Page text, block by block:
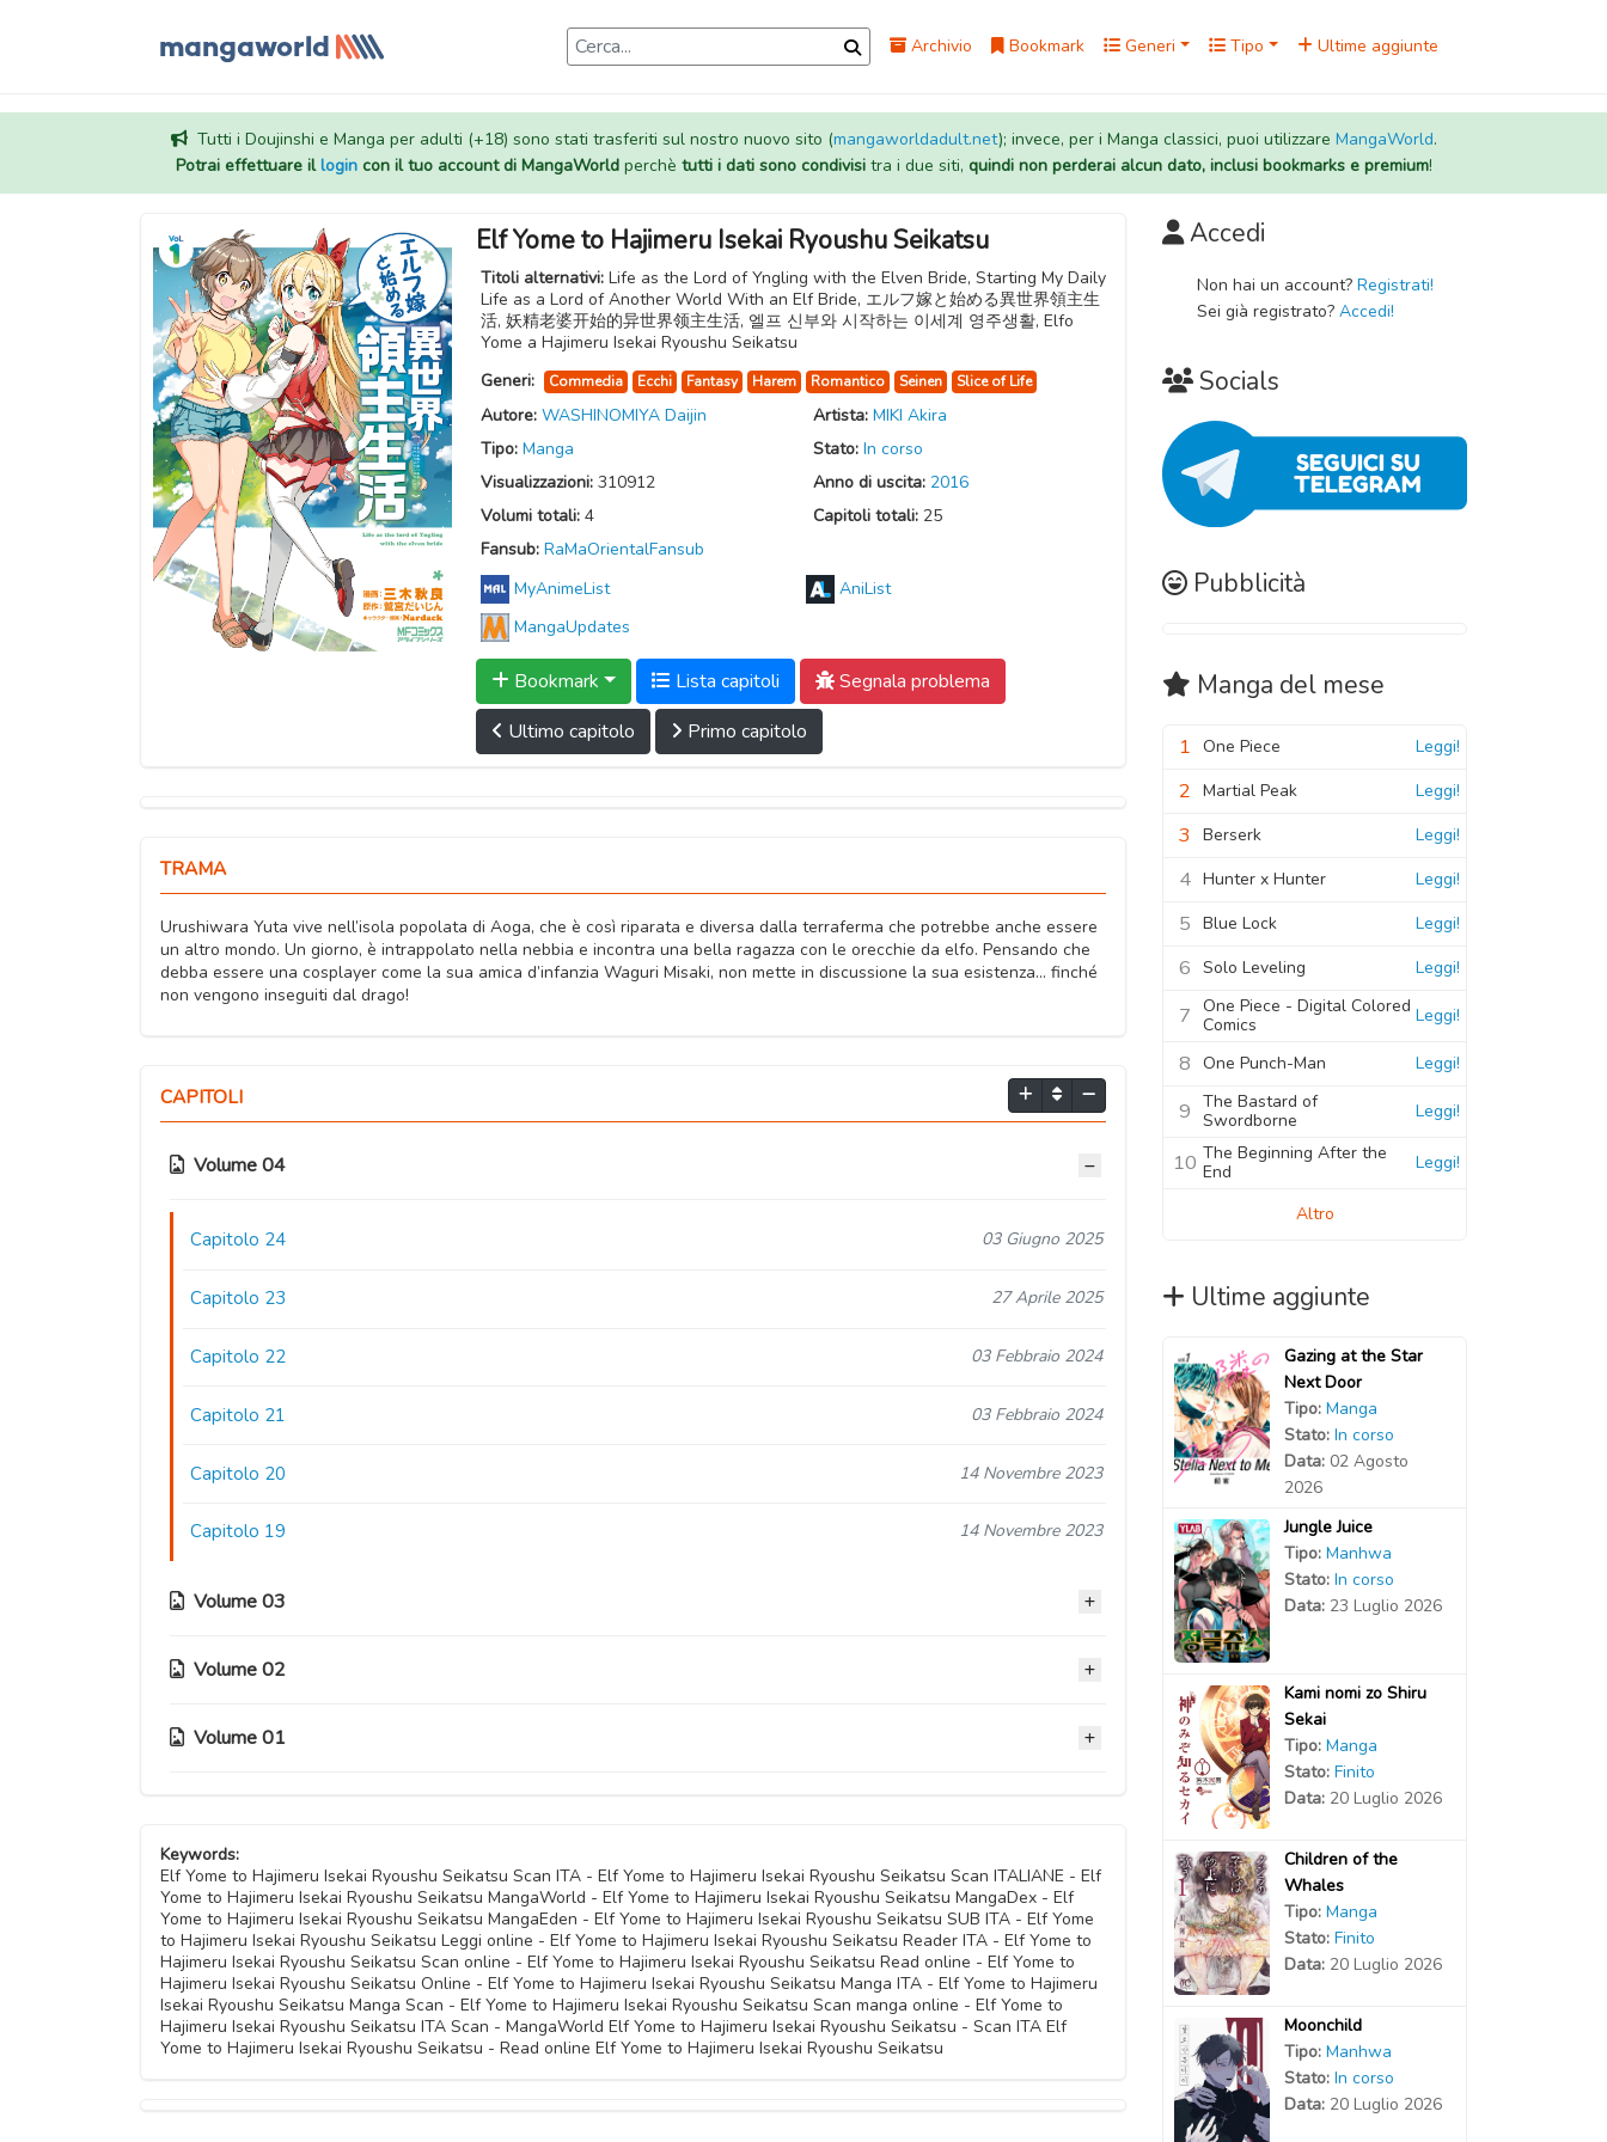
Archivio Bookmark Generi Tipo Ultime aggiunte
Tutti i Doujinshi e Manga per adulti (+18) sono stati trasferiti sul nostro nuovo sito (mangaworldadult.net); invece, per i Manga classici, puoi utilizzare MangaWorld.
Potrai effettuare illogincon il tuo account di MangaWorldperchè tutti i dati sono condivisitra i due siti, quindi non perderai alcun dato, inclusi bookmarks e premium!
Elf Yome to Hajimeru Isekai Ryoushu Seikatsu
Titoli alternativi: Life as the Lord of Yngling with the Elven Bride, Starting My Daily
Life as a Lord of Another World With an Elf Bride, エルフ嫁と始める異世界領主生
活, 妖精老婆开始的异世界领主生活, 엘프 신부와 시작하는 이세계 영주생활, Elfo
Yome a Hajimeru Isekai Ryoushu Seikatsu
Generi:
Commedia Ecchi Fantasy Harem Romantico Seinen Slice of Life
Autore: WASHINOMIYA Daijin Artista: MIKI Akira
Tipo: Manga Stato: In corso
Visualizzazioni: 310912 Anno di uscita: 2016
Volumi totali: 4 Capitoli totali: 25
Fansub: RaMaOrientalFansub
MyAnimeList
AniList
MangaUpdates
Bookmark Lista capitoli
Segnala problema
Ultimo capitolo
Primo capitolo
TRAMA
Urushiwara Yuta vive nell’isola popolata di Aoga, che è così riparata e diversa dalla terraferma che potrebbe anche essere
un altro mondo. Un giorno, è intrappolato nella nebbia e incontra una bella ragazza con le orecchie da elfo. Pensando che
debba essere una cosplayer come la sua amica d’infanzia Waguri Misaki, non mette in discussione la sua esistenza... finché
non vengono inseguiti dal drago!
CAPITOLI
Volume 04
Capitolo 24 03 Giugno 2025
Capitolo 23 27 Aprile 2025
Capitolo 22 03 Febbraio 2024
Capitolo 21 03 Febbraio 2024
Capitolo 20 14 Novembre 2023
Capitolo 19 14 Novembre 2023
Volume 03
Capitolo 18 02 Novembre 2023
Capitolo 17 02 Novembre 2023
Capitolo 15
Capitolo 14 17 Ottobre 2023
Capitolo 13 15 Ottobre 2023
Capitolo 12 15 Ottobre 2023
Volume 02
Capitolo 11 15 Ottobre 2023
Capitolo 09
Capitolo 08 25 Aprile 2021
Capitolo 07 25 Aprile 2021
Capitolo 06 25 Aprile 2021
Volume 01
Capitolo 04 24 Gennaio 2021
Capitolo 03 24 Gennaio 2021
Capitolo 02 05 Novembre 2020
Capitolo 01
Keywords:
Elf Yome to Hajimeru Isekai Ryoushu Seikatsu Scan ITA - Elf Yome to Hajimeru Isekai Ryoushu Seikatsu Scan ITALIANE - Elf
Yome to Hajimeru Isekai Ryoushu Seikatsu MangaWorld - Elf Yome to Hajimeru Isekai Ryoushu Seikatsu MangaDex - Elf
Yome to Hajimeru Isekai Ryoushu Seikatsu MangaEden - Elf Yome to Hajimeru Isekai Ryoushu Seikatsu SUB ITA - Elf Yome
to Hajimeru Isekai Ryoushu Seikatsu Leggi online - Elf Yome to Hajimeru Isekai Ryoushu Seikatsu Reader ITA - Elf Yome to
Hajimeru Isekai Ryoushu Seikatsu Scan online - Elf Yome to Hajimeru Isekai Ryoushu Seikatsu Read online - Elf Yome to
Hajimeru Isekai Ryoushu Seikatsu Online - Elf Yome to Hajimeru Isekai Ryoushu Seikatsu Manga ITA - Elf Yome to Hajimeru
Isekai Ryoushu Seikatsu Manga Scan - Elf Yome to Hajimeru Isekai Ryoushu Seikatsu Scan manga online - Elf Yome to
Hajimeru Isekai Ryoushu Seikatsu ITA Scan - MangaWorld Elf Yome to Hajimeru Isekai Ryoushu Seikatsu - Scan ITA Elf
Yome to Hajimeru Isekai Ryoushu Seikatsu - Read online Elf Yome to Hajimeru Isekai Ryoushu Seikatsu
Accedi
Non hai un account? Registrati!
Sei già registrato? Accedi!
Socials
Pubblicità
Manga del mese
1 One Piece Leggi!
2 Martial Peak Leggi!
3 Berserk Leggi!
4 Hunter x Hunter Leggi!
5 Blue Lock Leggi!
6 Solo Leveling Leggi!
7 One Piece - Digital Colored
Comics
Leggi!
8 One Punch-Man Leggi!
9 The Bastard of
Swordborne
Leggi!
10 The Beginning After the
End
Leggi!
Altro
Ultime aggiunte
Gazing at the Star
Next Door
Tipo: Manga
Stato: In corso
Data: 02 Agosto
2026
Jungle Juice
Tipo: Manhwa
Stato: In corso
Data: 23 Luglio 2026
Kami nomi zo Shiru
Sekai
Tipo: Manga
Stato: Finito
Data: 20 Luglio 2026
Children of the
Whales
Tipo: Manga
Stato: Finito
Data: 20 Luglio 2026
Moonchild
Tipo: Manhwa
Stato: In corso
Data: 20 Luglio 2026